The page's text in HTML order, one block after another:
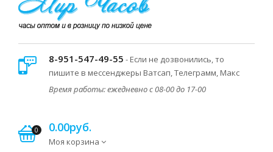
8-951-547-49-55 - Если не дозвонились, то
пишите в мессенджеры Ватсап, Телеграмм, Макс
Время работы: ежедневно с 08-00 до 17-00
0 0.00руб.
Моя корзина